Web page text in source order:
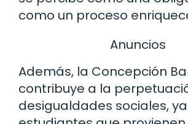
como un proceso
Anuncios
Además, la Concepción
contribuye a la
desigualdades sociales,